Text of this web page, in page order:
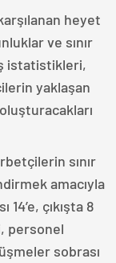
heyet
ve sınır
istatistikleri,
yaklaşan
sınır
amacıyla
çıkışta 8
personel
sobrası